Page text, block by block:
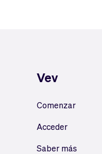
Vev
Comenzar
Acceder
Saber más